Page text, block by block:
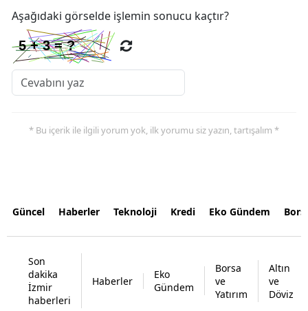
Aşağıdaki görselde işlemin sonucu kaçtır?
* Bu içerik ile ilgili yorum yok, ilk yorumu siz yazın, tartışalım *
Güncel Haberler Teknoloji Kredi Eko Gündem
Son
dakika
İzmir
haberleri
Haberler
Eko
Gündem
Borsa
ve
Yatırım
Altın
ve
Döviz